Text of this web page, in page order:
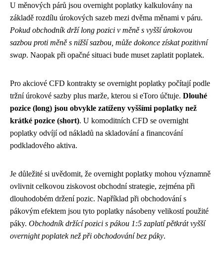
U měnových párů jsou overnight poplatky kalkulovány na
základě rozdílu úrokových sazeb mezi dvěma měnami v páru.
Pokud obchodník drží long pozici v měně s vyšší úrokovou
sazbou proti měně s nižší sazbou, může dokonce získat pozitivní
swap. Naopak při opačné situaci bude muset zaplatit poplatek.
Pro akciové CFD kontrakty se overnight poplatky počítají podle
tržní úrokové sazby plus marže, kterou si eToro účtuje. Dlouhé
pozice (long) jsou obvykle zatíženy vyššími poplatky než
krátké pozice (short). U komoditních CFD se overnight
poplatky odvíjí od nákladů na skladování a financování
podkladového aktiva.
Je důležité si uvědomit, že overnight poplatky mohou významně
ovlivnit celkovou ziskovost obchodní strategie, zejména při
dlouhodobém držení pozic. Například při obchodování s
pákovým efektem jsou tyto poplatky násobeny velikostí použité
páky. Obchodník držící pozici s pákou 1:5 zaplatí pětkrát vyšší
overnight poplatek než při obchodování bez páky.